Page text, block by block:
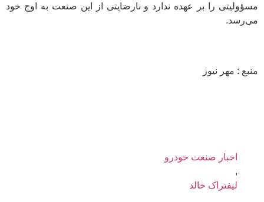
مسؤولیتی را بر عهده ندارد و نارضایتی از این صنعت به اوج خود
می‌رسد.
منبع : مهر نیوز
اخبار صنعت خودرو
,
لیفتراک خالد